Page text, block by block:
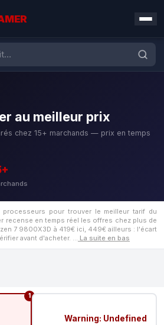
au meilleur prix
chez 15+ marchands — prix en temps
pour trouver le meilleur tarif du
recense en temps réel les offres chez plus de
7 9800X3D à 419€ ici, 449€ ailleurs : l'écart
avant d'acheter. … La suite en bas
1
Warning: Undefined